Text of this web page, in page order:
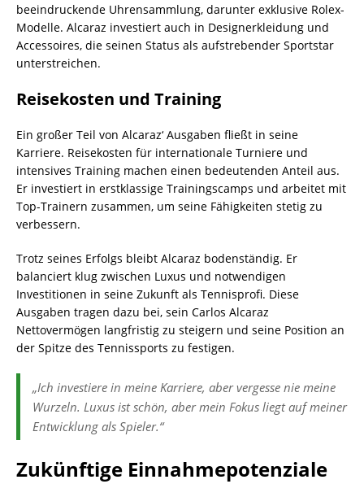
beeindruckende Uhrensammlung, darunter exklusive Rolex-
Modelle. Alcaraz investiert auch in Designerkleidung und
Accessoires, die seinen Status als aufstrebender Sportstar
unterstreichen.
Reisekosten und Training
Ein großer Teil von Alcaraz‘ Ausgaben fließt in seine
Karriere. Reisekosten für internationale Turniere und
intensives Training machen einen bedeutenden Anteil aus.
Er investiert in erstklassige Trainingscamps und arbeitet mit
Top-Trainern zusammen, um seine Fähigkeiten stetig zu
verbessern.
Trotz seines Erfolgs bleibt Alcaraz bodenständig. Er
balanciert klug zwischen Luxus und notwendigen
Investitionen in seine Zukunft als Tennisprofi. Diese
Ausgaben tragen dazu bei, sein Carlos Alcaraz
Nettovermögen langfristig zu steigern und seine Position an
der Spitze des Tennissports zu festigen.
„Ich investiere in meine Karriere, aber vergesse nie meine
Wurzeln. Luxus ist schön, aber mein Fokus liegt auf meiner
Entwicklung als Spieler.“
Zukünftige Einnahmepotenziale